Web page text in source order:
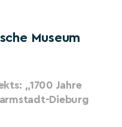
Museum
„1700 Jahre
Dieburg